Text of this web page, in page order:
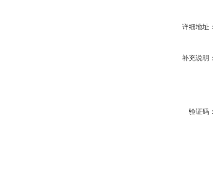
详细地址：
补充说明：
验证码：